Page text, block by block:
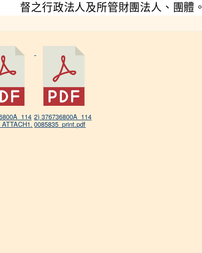
督之行政法人及所管財團法人、團體。
2) 376736800A_114
0085835_print.pdf